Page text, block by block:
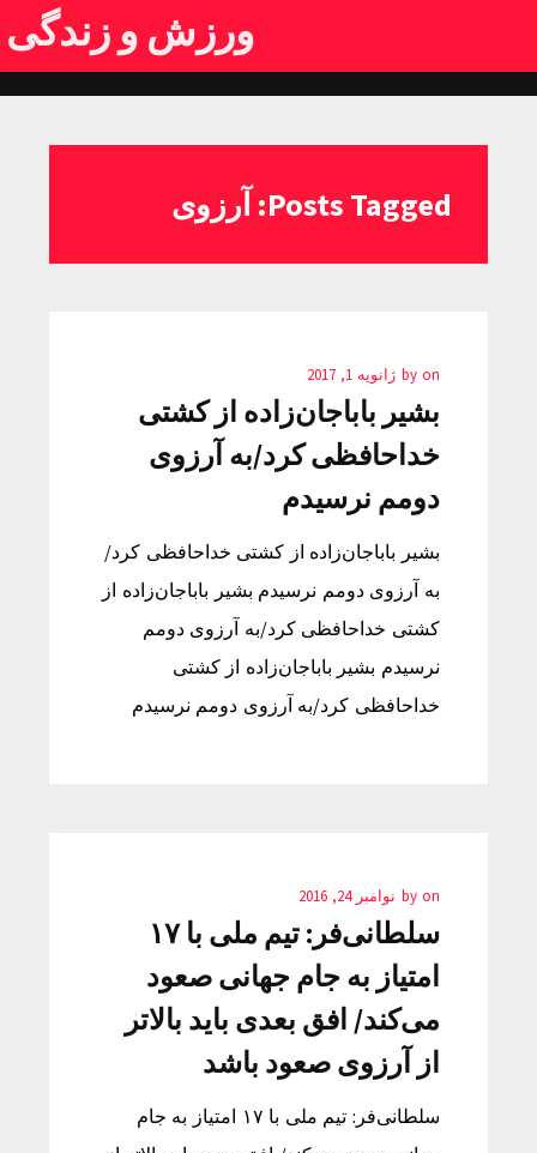
ورزش و زندگی
Posts Tagged: آرزوی
by on ژانویه 1, 2017
بشیر باباجان‌زاده از کشتی
خداحافظی کرد/به آرزوی
دومم نرسیدم
بشیر باباجان‌زاده از کشتی خداحافظی کرد/
به آرزوی دومم نرسیدم بشیر باباجان‌زاده از
کشتی خداحافظی کرد/به آرزوی دومم
نرسیدم بشیر باباجان‌زاده از کشتی
خداحافظی کرد/به آرزوی دومم نرسیدم
by on نوامبر 24, 2016
سلطانی‌فر: تیم ملی با ۱۷
امتیاز به جام جهانی صعود
می‌کند/ افق بعدی باید بالاتر
از آرزوی صعود باشد
سلطانی‌فر: تیم ملی با ۱۷ امتیاز به جام